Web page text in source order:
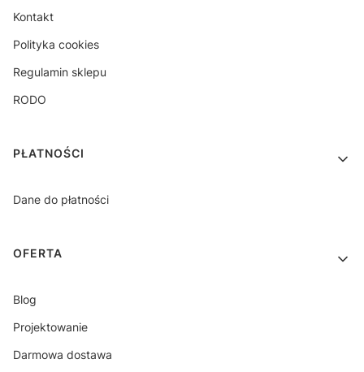
Kontakt
Polityka cookies
Regulamin sklepu
RODO
PŁATNOŚCI
Dane do płatności
OFERTA
Blog
Projektowanie
Darmowa dostawa